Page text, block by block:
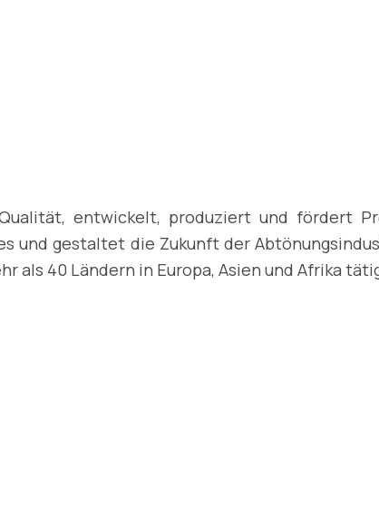
entwickelt, produziert und fördert
und gestaltet die Zukunft der
als 40 Ländern in Europa, Asien und Afrika